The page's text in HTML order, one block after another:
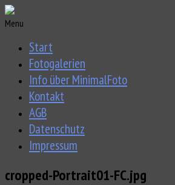
Menu
Start
Fotogalerien
Info über MinimalFoto
Kontakt
AGB
Datenschutz
Impressum
cropped-Portrait01-FC.jpg